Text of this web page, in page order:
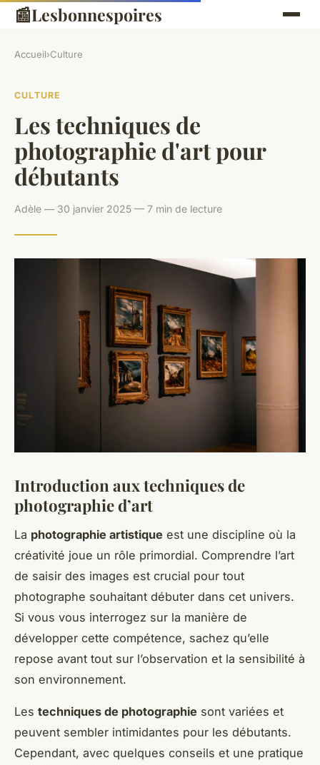
📰Lesbonnespoires
Accueil›Culture
CULTURE
Les techniques de
photographie d'art pour
débutants
Adèle — 30 janvier 2025 — 7 min de lecture
Introduction aux techniques de
photographie d’art
La photographie artistique est une discipline où la
créativité joue un rôle primordial. Comprendre l’art
de saisir des images est crucial pour tout
photographe souhaitant débuter dans cet univers.
Si vous vous interrogez sur la manière de
développer cette compétence, sachez qu’elle
repose avant tout sur l’observation et la sensibilité à
son environnement.
Les techniques de photographie sont variées et
peuvent sembler intimidantes pour les débutants.
Cependant, avec quelques conseils et une pratique